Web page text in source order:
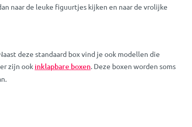
naar de leuke figuurtjes kijken en naar de vrolijke
deze standaard box vind je ook modellen die
zijn ook inklapbare boxen. Deze boxen worden soms